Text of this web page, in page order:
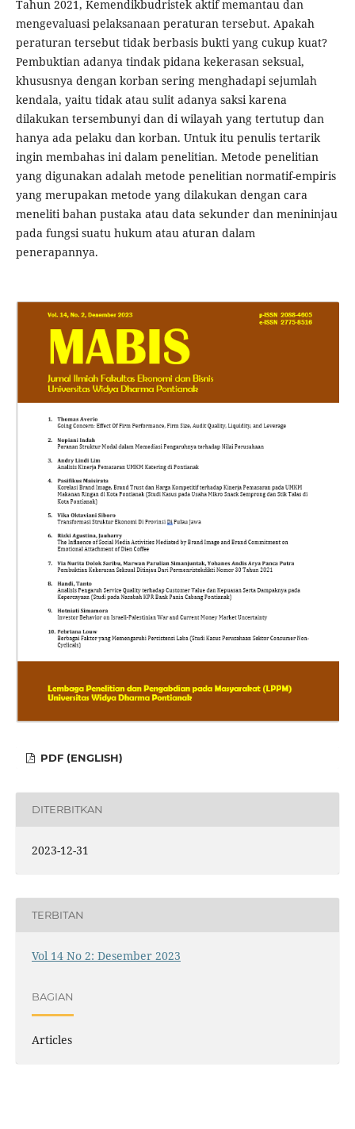
Tahun 2021, Kemendikbudristek aktif memantau dan
mengevaluasi pelaksanaan peraturan tersebut. Apakah
peraturan tersebut tidak berbasis bukti yang cukup kuat?
Pembuktian adanya tindak pidana kekerasan seksual,
khususnya dengan korban sering menghadapi sejumlah
kendala, yaitu tidak atau sulit adanya saksi karena
dilakukan tersembunyi dan di wilayah yang tertutup dan
hanya ada pelaku dan korban. Untuk itu penulis tertarik
ingin membahas ini dalam penelitian. Metode penelitian
yang digunakan adalah metode penelitian normatif-empiris
yang merupakan metode yang dilakukan dengan cara
meneliti bahan pustaka atau data sekunder dan menininjau
pada fungsi suatu hukum atau aturan dalam
penerapannya.
PDF (ENGLISH)
DITERBITKAN
2023-12-31
TERBITAN
Vol 14 No 2: Desember 2023
BAGIAN
Articles